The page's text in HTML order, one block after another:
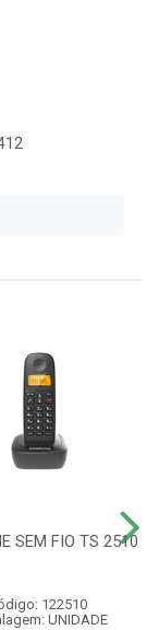
SEM FIO TS 2510
122510
UNIDADE